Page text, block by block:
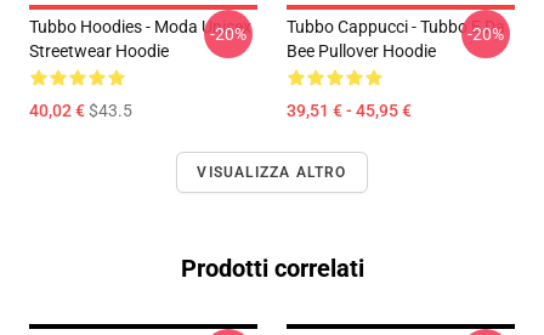
Tubbo Hoodies - Moda Unisex
Streetwear Hoodie
40,02 €$43.5
-20%
Tubbo Cappucci - Tubbo E Da
Bee Pullover Hoodie
39,51 € - 45,95 €
-20%
VISUALIZZA ALTRO
Prodotti correlati